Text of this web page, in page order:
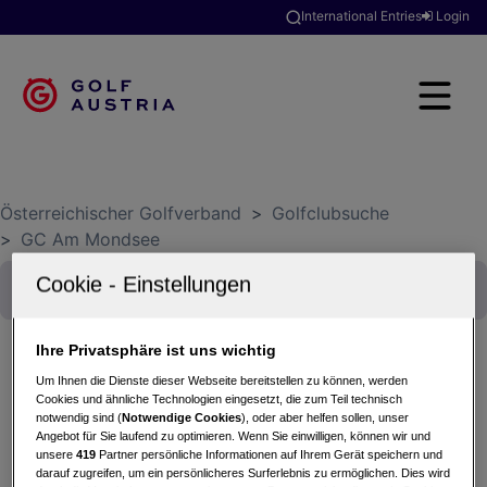
International Entries Login
Österreichischer Golfverband > Golfclubsuche
> GC Am Mondsee
Nennung Austrian Finals Match Play
Meisterschaften MidAm 25+ Damen
25.09.2026
GC Am Mondsee
Ihre Privatsphäre ist uns wichtig
Um Ihnen die Dienste dieser Webseite bereitstellen zu können, werden
Cookies und ähnliche Technologien eingesetzt, die zum Teil technisch
notwendig sind (Notwendige Cookies), oder aber helfen sollen, unser
Angebot für Sie laufend zu optimieren. Wenn Sie einwilligen, können wir und
unsere419 Partner persönliche Informationen auf Ihrem Gerät speichern und
darauf zugreifen, um ein persönlicheres Surferlebnis zu ermöglichen. Dies wird